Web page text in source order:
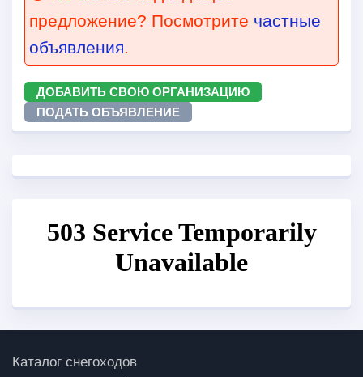
предложение? Посмотрите частные
объявления.
ДОБАВИТЬ СВОЮ ОРГАНИЗАЦИЮ
ПОДАТЬ ОБЪЯВЛЕНИЕ
Каталог снегоходов